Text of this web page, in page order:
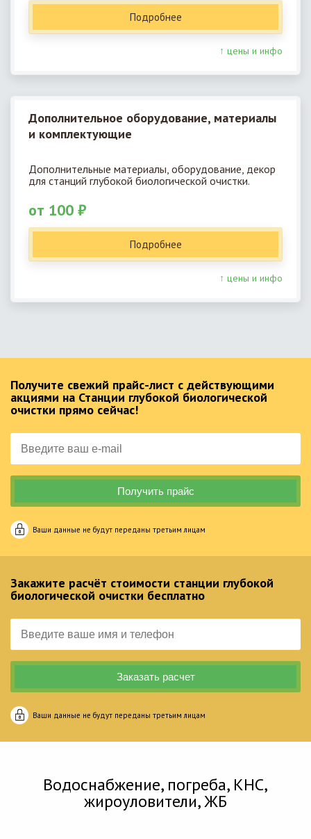
Подробнее
↑ цены и инфо
Дополнительное оборудование, материалы
и комплектующие
Дополнительные материалы, оборудование, декор
для станций глубокой биологической очистки.
от 100 ₽
Подробнее
↑ цены и инфо
Получите свежий прайс-лист с действующими
акциями на Станции глубокой биологической
очистки прямо сейчас!
Ваши данные не будут переданы третьим лицам
Закажите расчёт стоимости станции глубокой
биологической очистки бесплатно
Ваши данные не будут переданы третьим лицам
Водоснабжение, погреба, КНС,
жироуловители, ЖБ